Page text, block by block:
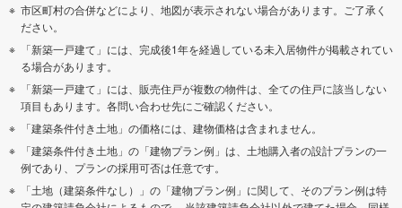
市区町村の合併などにより、地図が表示されない場合があります。ご了承く
ださい。
「新築一戸建て」には、完成後1年を経過している未入居物件が掲載されてい
る場合があります。
「新築一戸建て」には、販売住戸が複数の物件は、全ての住戸に該当しない
項目もあります。各問い合わせ先にご確認ください。
「建築条件付き土地」の価格には、建物価格は含まれません。
「建築条件付き土地」の「建物プラン例」は、土地購入者の設計プランの一
例であり、プランの採用可否は任意です。
「土地（建築条件なし）」の「建物プラン例」に関して、そのプラン例は特